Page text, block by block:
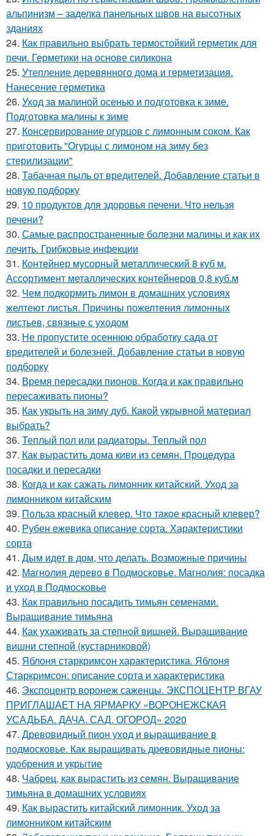
альпинизм – заделка панельных швов на высотных
зданиях
24. Как правильно выбрать термостойкий герметик для
печи. Герметики на основе силикона
25. Утепление деревянного дома и герметизация.
Нанесение герметика
26. Уход за малиной осенью и подготовка к зиме.
Подготовка малины к зиме
27. Консервирование огурцов с лимонным соком. Как
приготовить "Огурцы с лимоном на зиму без
стерилизации"
28. Табачная пыль от вредителей. Добавление статьи в
новую подборку
29. 10 продуктов для здоровья печени. Что нельзя
печени?
30. Самые распространенные болезни малины и как их
лечить. Грибковые инфекции
31. Контейнер мусорный металлический 8 куб м.
Ассортимент металлических контейнеров 0,8 куб.м
32. Чем подкормить лимон в домашних условиях
желтеют листья. Причины пожелтения лимонных
листьев, связные с уходом
33. Не пропустите осеннюю обработку сада от
вредителей и болезней. Добавление статьи в новую
подборку
34. Время пересадки пионов. Когда и как правильно
пересаживать пионы?
35. Как укрыть на зиму дуб. Какой укрывной материал
выбрать?
36. Теплый пол или радиаторы. Теплый пол
37. Как вырастить дома киви из семян. Процедура
посадки и пересадки
38. Когда и как сажать лимонник китайский. Уход за
лимонником китайским
39. Польза красный клевер. Что такое красный клевер?
40. Рубен ежевика описание сорта. Характеристики
сорта
41. Дым идет в дом, что делать. Возможные причины
42. Магнолия дерево в Подмосковье. Магнолия: посадка
и уход в Подмосковье
43. Как правильно посадить тимьян семенами.
Выращивание тимьяна
44. Как ухаживать за степной вишней. Выращивание
вишни степной (кустарниковой)
45. Яблоня старкримсон характеристика. Яблоня
Старкримсон: описание сорта и характеристика
46. Экспоцентр воронеж саженцы. ЭКСПОЦЕНТР ВГАУ
ПРИГЛАШАЕТ НА ЯРМАРКУ «ВОРОНЕЖСКАЯ
УСАДЬБА. ДАЧА. САД. ОГОРОД» 2020
47. Древовидный пион уход и выращивание в
подмосковье. Как выращивать древовидные пионы:
удобрения и укрытие
48. Чабрец, как вырастить из семян. Выращивание
тимьяна в домашних условиях
49. Как вырастить китайский лимонник. Уход за
лимонником китайским